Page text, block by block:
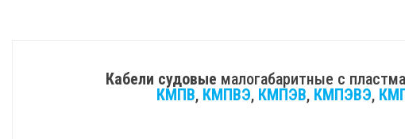
Кабели судовые малогабаритные с
КМПВ, КМПВЭ, КМПЭВ, КМПЭВЭ,